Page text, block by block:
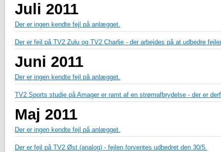
Juli 2011
Der er ingen kendte fejl på anlægget.
Der er fejl på TV2 Zulu og TV2 Charlie - der arbejdes på at udbedre
Juni 2011
Der er ingen kendte fejl på anlægget.
TV2 Sports studie på Amager er ramt af en strømafbrydelse - der er
Maj 2011
Der er ingen kendte fejl på anlægget.
Der er fejl på TV2 Øst (analog) - fejlen forventes udbedret den 30/5.